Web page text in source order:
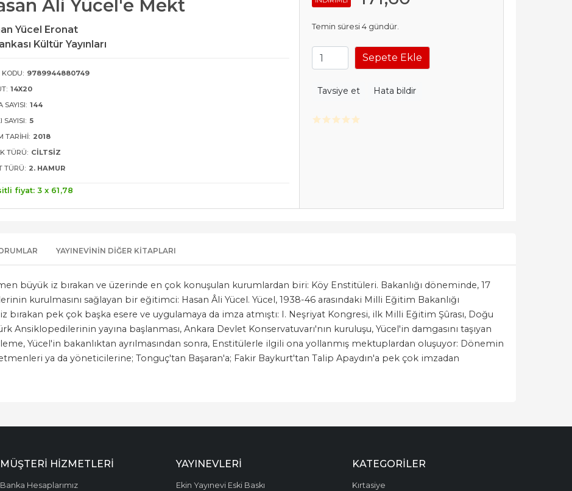
Ali Yücel'e Mekt
Yücel Eronat
Kültür Yayınları
KODU: 9789944880749
14X20
SAYISI: 144
SAYISI: 5
TARIHI: 2018
TÜRÜ: CILTSIZ
TÜRÜ: 2. HAMUR
fiyat: 3 x 61 ,78
Temin süresi 4 gündür.
Sepete Ekle
Tavsiye et Hata bildir
YAYINEVININ DIĞER KITAPLARI
büyük iz bırakan ve üzerinde en çok konuşulan kurumlardan biri: Köy Enstitüleri. Bakanlığı döneminde, 17
kurulmasını sağlayan bir eğitimci: Hasan Âli Yücel. Yücel, 1938-46 arasındaki Milli Eğitim Bakanlığı
bırakan pek çok başka esere ve uygulamaya da imza atmıştı: I. Neşriyat Kongresi, ilk Milli Eğitim Şûrası, Doğu
Ansiklopedilerinin yayına başlanması, Ankara Devlet Konservatuvarı'nın kuruluşu, Yücel'in damgasını taşıyan
Yücel'in bakanlıktan ayrılmasından sonra, Enstitülerle ilgili ona yollanmış mektuplardan oluşuyor: Dönemin
ya da yöneticilerine; Tonguç'tan Başaran'a; Fakir Baykurt'tan Talip Apaydın'a pek çok imzadan
MÜŞTERI HIZMETLERI
Banka Hesaplarımız
YAYINEVLERI
Ekin Yayınevi Eski Baskı
KATEGORILER
Kırtasiye